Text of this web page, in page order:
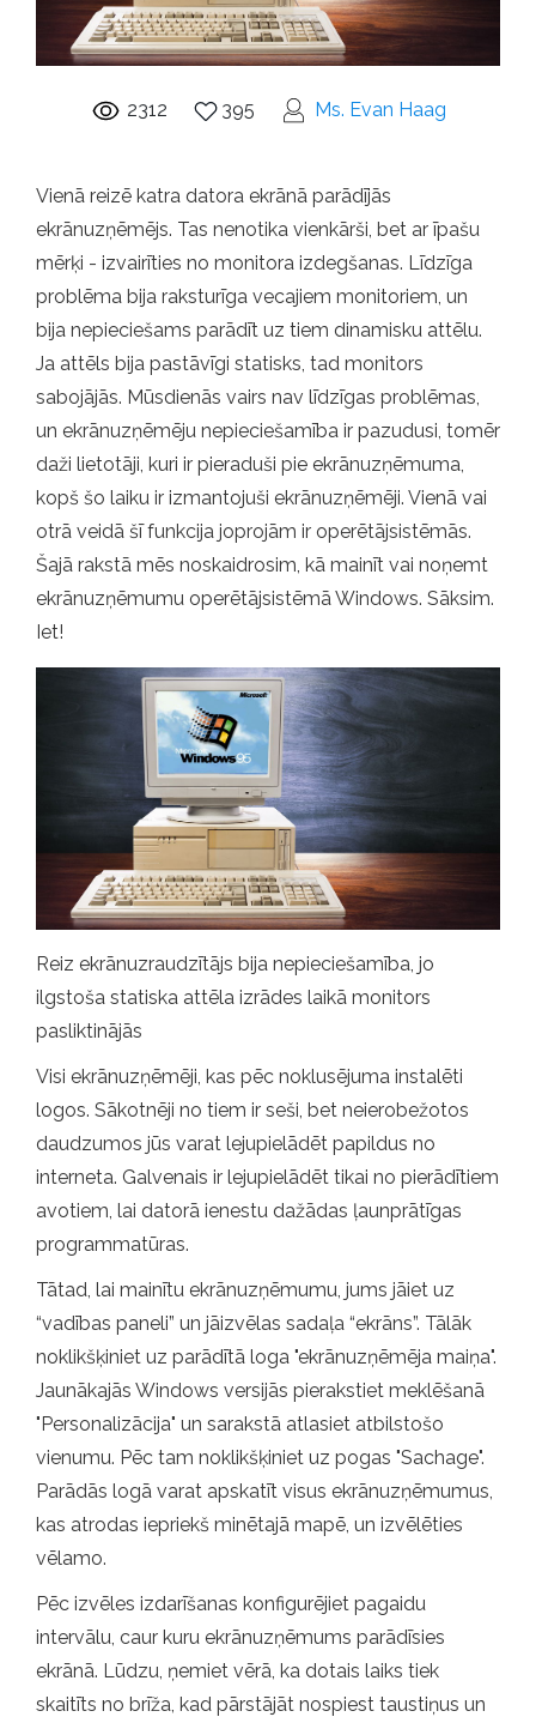
2312 395 Ms. Evan Haag
Vienā reizē katra datora ekrānā parādījās
ekrānuzņēmējs. Tas nenotika vienkārši, bet ar īpašu
mērķi - izvairīties no monitora izdegšanas. Līdzīga
problēma bija raksturīga vecajiem monitoriem, un
bija nepieciešams parādīt uz tiem dinamisku attēlu.
Ja attēls bija pastāvīgi statisks, tad monitors
sabojājās. Mūsdienās vairs nav līdzīgas problēmas,
un ekrānuzņēmēju nepieciešamība ir pazudusi, tomēr
daži lietotāji, kuri ir pieraduši pie ekrānuzņēmuma,
kopš šo laiku ir izmantojuši ekrānuzņēmēji. Vienā vai
otrā veidā šī funkcija joprojām ir operētājsistēmās.
Šajā rakstā mēs noskaidrosim, kā mainīt vai noņemt
ekrānuzņēmumu operētājsistēmā Windows. Sāksim.
Iet!
Reiz ekrānuzraudzītājs bija nepieciešamība, jo
ilgstoša statiska attēla izrādes laikā monitors
pasliktinājās
Visi ekrānuzņēmēji, kas pēc noklusējuma instalēti
logos. Sākotnēji no tiem ir seši, bet neierobežotos
daudzumos jūs varat lejupielādēt papildus no
interneta. Galvenais ir lejupielādēt tikai no pierādītiem
avotiem, lai datorā ienestu dažādas ļaunprātīgas
programmatūras.
Tātad, lai mainītu ekrānuzņēmumu, jums jāiet uz
“vadības paneli” un jāizvēlas sadaļa “ekrāns”. Tālāk
noklikšķiniet uz parādītā loga "ekrānuzņēmēja maiņa".
Jaunākajās Windows versijās pierakstiet meklēšanā
"Personalizācija" un sarakstā atlasiet atbilstošo
vienumu. Pēc tam noklikšķiniet uz pogas "Sachage".
Parādās logā varat apskatīt visus ekrānuzņēmumus,
kas atrodas iepriekš minētajā mapē, un izvēlēties
vēlamo.
Pēc izvēles izdarīšanas konfigurējiet pagaidu
intervālu, caur kuru ekrānuzņēmums parādīsies
ekrānā. Lūdzu, ņemiet vērā, ka dotais laiks tiek
skaitīts no brīža, kad pārstājāt nospiest taustiņus un